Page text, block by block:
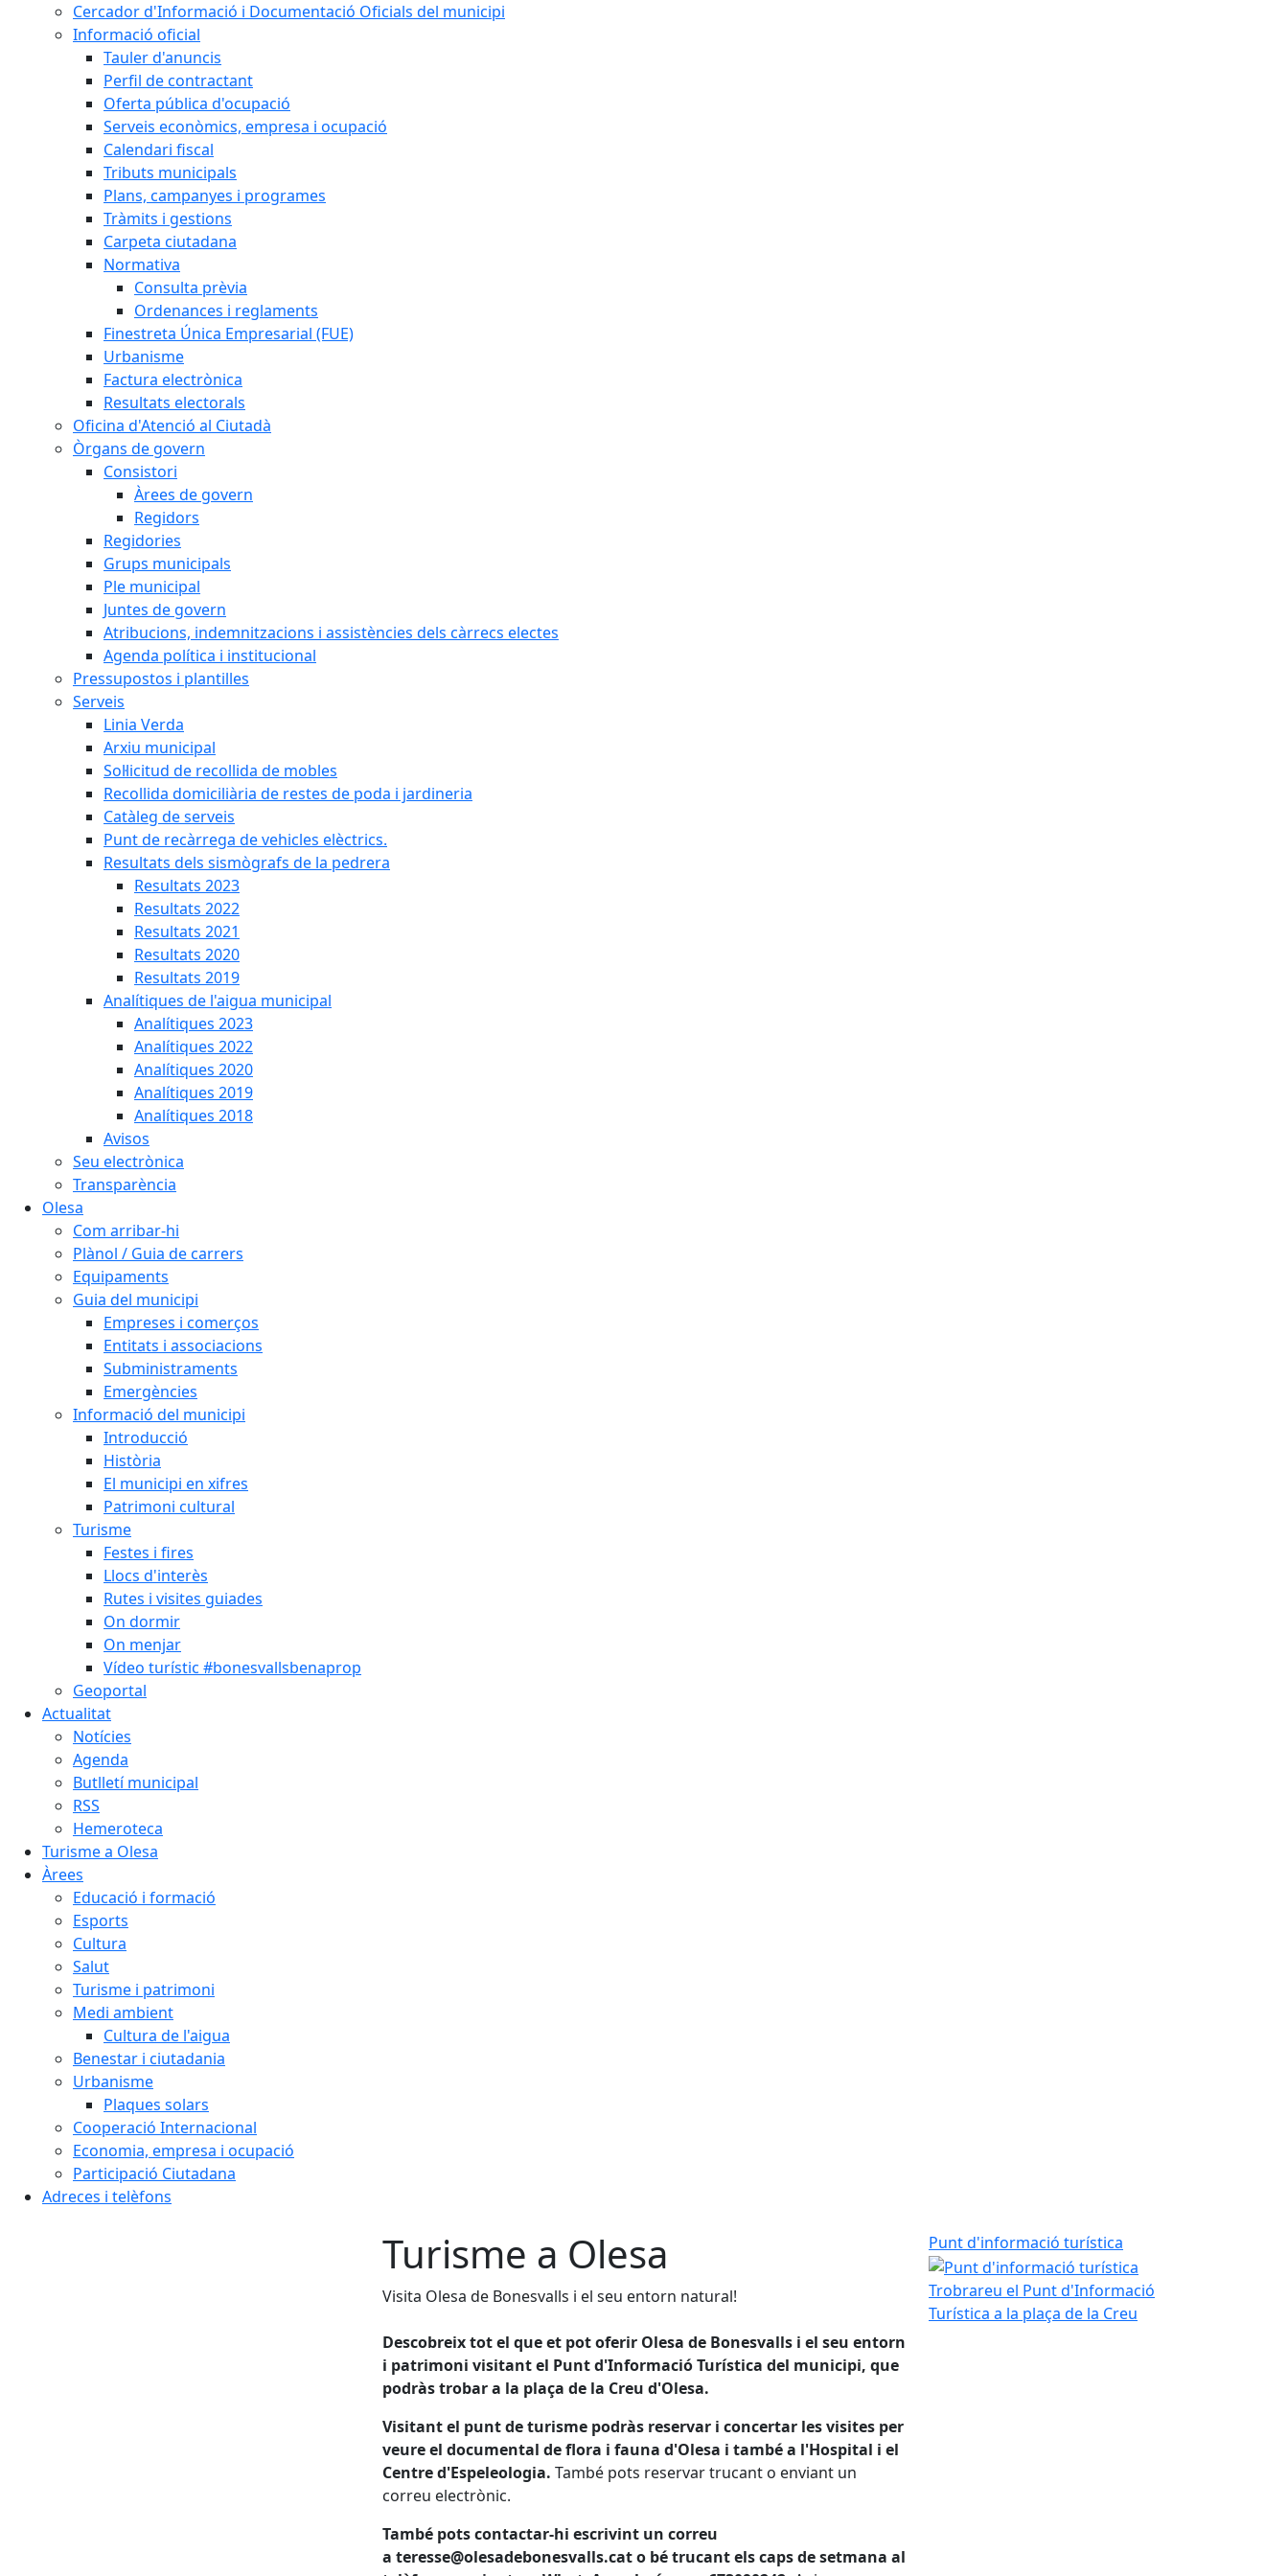
Cercador d'Informació i Documentació Oficials del municipi
Informació oficial
Tauler d'anuncis
Perfil de contractant
Oferta pública d'ocupació
Serveis econòmics, empresa i ocupació
Calendari fiscal
Tributs municipals
Plans, campanyes i programes
Tràmits i gestions
Carpeta ciutadana
Normativa
Consulta prèvia
Ordenances i reglaments
Finestreta Única Empresarial (FUE)
Urbanisme
Factura electrònica
Resultats electorals
Oficina d'Atenció al Ciutadà
Òrgans de govern
Consistori
Àrees de govern
Regidors
Regidories
Grups municipals
Ple municipal
Juntes de govern
Atribucions, indemnitzacions i assistències dels càrrecs electes
Agenda política i institucional
Pressupostos i plantilles
Serveis
Linia Verda
Arxiu municipal
Sol·licitud de recollida de mobles
Recollida domiciliària de restes de poda i jardineria
Catàleg de serveis
Punt de recàrrega de vehicles elèctrics.
Resultats dels sismògrafs de la pedrera
Resultats 2023
Resultats 2022
Resultats 2021
Resultats 2020
Resultats 2019
Analítiques de l'aigua municipal
Analítiques 2023
Analítiques 2022
Analítiques 2020
Analítiques 2019
Analítiques 2018
Avisos
Seu electrònica
Transparència
Olesa
Com arribar-hi
Plànol / Guia de carrers
Equipaments
Guia del municipi
Empreses i comerços
Entitats i associacions
Subministraments
Emergències
Informació del municipi
Introducció
Història
El municipi en xifres
Patrimoni cultural
Turisme
Festes i fires
Llocs d'interès
Rutes i visites guiades
On dormir
On menjar
Vídeo turístic #bonesvallsbenaprop
Geoportal
Actualitat
Notícies
Agenda
Butlletí municipal
RSS
Hemeroteca
Turisme a Olesa
Àrees
Educació i formació
Esports
Cultura
Salut
Turisme i patrimoni
Medi ambient
Cultura de l'aigua
Benestar i ciutadania
Urbanisme
Plaques solars
Cooperació Internacional
Economia, empresa i ocupació
Participació Ciutadana
Adreces i telèfons
Turisme a Olesa
Visita Olesa de Bonesvalls i el seu entorn natural!
Descobreix tot el que et pot oferir Olesa de Bonesvalls i el seu entorn
i patrimoni visitant el Punt d'Informació Turística del municipi, que
podràs trobar a la plaça de la Creu d'Olesa.
Visitant el punt de turisme podràs reservar i concertar les visites per
veure el documental de flora i fauna d'Olesa i també a l'Hospital i el
Centre d'Espeleologia. També pots reservar trucant o enviant un
correu electrònic.
També pots contactar-hi escrivint un correu
a teresse@olesadebonesvalls.cat o bé trucant els caps de setmana al
Punt d'informació turística
Trobrareu el Punt d'Informació
Turística a la plaça de la Creu